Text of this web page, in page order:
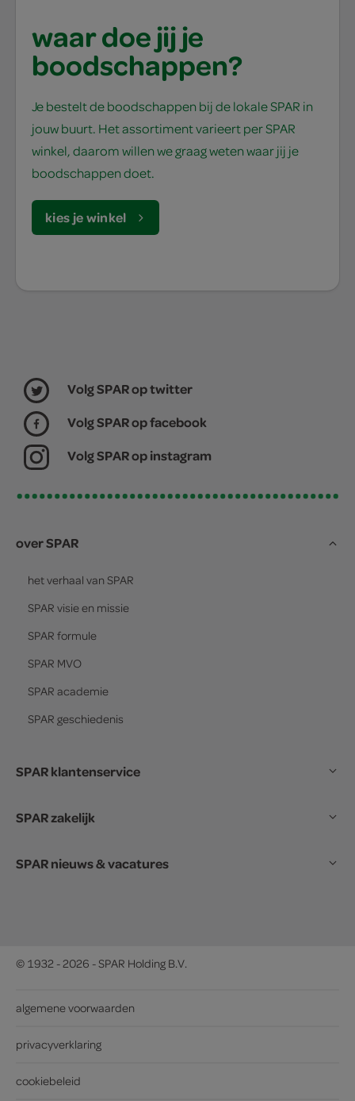
waar doe jij je
boodschappen?
Je bestelt de boodschappen bij de lokale SPAR in
jouw buurt. Het assortiment varieert per SPAR
winkel, daarom willen we graag weten waar jij je
boodschappen doet.
kies je winkel
Volg SPAR op twitter
Volg SPAR op facebook
Volg SPAR op instagram
over SPAR
het verhaal van SPAR
SPAR visie en missie
SPAR formule
SPAR MVO
SPAR academie
SPAR geschiedenis
SPAR klantenservice
SPAR zakelijk
SPAR nieuws & vacatures
© 1932 - 2026 - SPAR Holding B.V.
algemene voorwaarden
privacyverklaring
cookiebeleid